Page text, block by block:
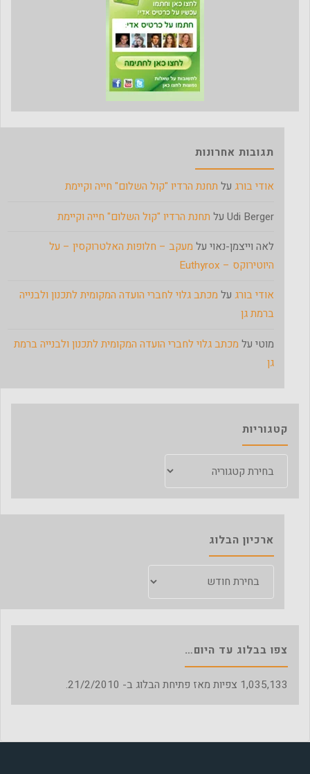
תגובות אחרונות
אודי בורג על תחנת הרדיו "קול השלום" חייה וקיימת
Udi Berger על תחנת הרדיו "קול השלום" חייה וקיימת
לאה וייצמן-נאוי על מעקב – חלופות האלטרוקסין – על
היוטירוקס – Euthyrox
אודי בורג על מכתב גלוי לחברי הועדה המקומית לתכנון ולבנייה
ברמת גן
מוטי על מכתב גלוי לחברי הועדה המקומית לתכנון ולבנייה ברמת
גן
קטגוריות
ארכיון הבלוג
צפו בבלוג עד היום…
1,035,133 צפיות מאז פתיחת הבלוג ב- 21/2/2010.